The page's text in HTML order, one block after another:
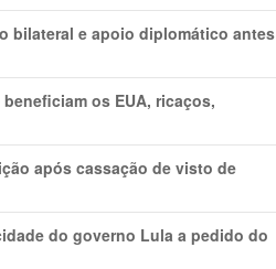
bilateral e apoio diplomático antes
os EUA, ricaços,
após cassação de visto de
do governo Lula a pedido do